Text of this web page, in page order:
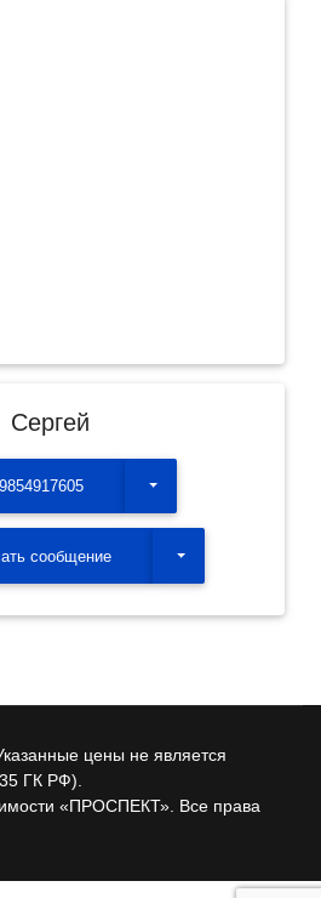
Сергей
Toggle Dropdown
сообщение Toggle Dropdown
цены не является
ГК РФ).
«ПРОСПЕКТ». Все права